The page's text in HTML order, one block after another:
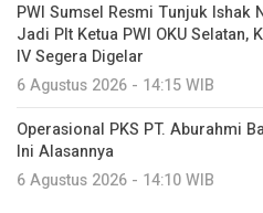
PWI Sumsel Resmi Tunjuk Ishak
Jadi Plt Ketua PWI OKU Selatan,
IV Segera Digelar
6 Agustus 2026 - 14:15 WIB
Operasional PKS PT. Aburahmi
Ini Alasannya
6 Agustus 2026 - 14:10 WIB